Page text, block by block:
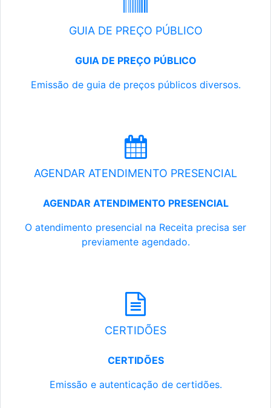
GUIA DE PREÇO PÚBLICO
GUIA DE PREÇO PÚBLICO
Emissão de guia de preços públicos diversos.
AGENDAR ATENDIMENTO PRESENCIAL
AGENDAR ATENDIMENTO PRESENCIAL
O atendimento presencial na Receita precisa ser
previamente agendado.
CERTIDÕES
CERTIDÕES
Emissão e autenticação de certidões.